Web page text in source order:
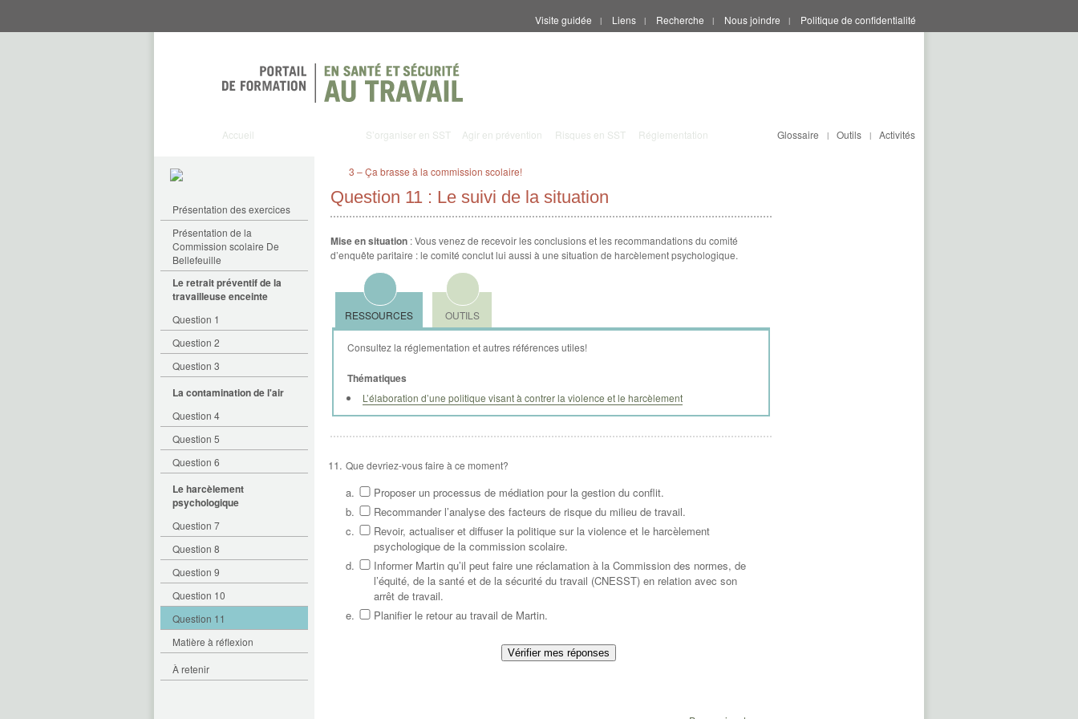
au
au
Visite guidée | Liens | Recherche | Nous joindre | Politique de confidentialité
Accueil S’organiser en SST Agir en prévention Risques en SST Réglementation Activités
Outils |
Glossaire |
Présentation des exercices
Présentation de la
Commission scolaire De
Bellefeuille
Le retrait préventif de la
travailleuse enceinte
Question 1
Question 2
Question 3
La contamination de l'air
Question 4
Question 5
Question 6
Le harcèlement
psychologique
Question 7
Question 8
Question 9
Question 10
Question 11
Matière à réflexion
À retenir
3 – Ça brasse à la commission scolaire!
Question 11 : Le suivi de la situation
Mise en situation : Vous venez de recevoir les conclusions et les recommandations du comité
d’enquête paritaire : le comité conclut lui aussi à une situation de harcèlement psychologique.
RESSOURCES OUTILS
Consultez la réglementation et autres références utiles!
Thématiques
L’élaboration d’une politique visant à contrer la violence et le harcèlement
Que devriez-vous faire à ce moment?
a.
Proposer un processus de médiation pour la gestion du conflit.
b.
Recommander l’analyse des facteurs de risque du milieu de travail.
c.
Revoir, actualiser et diffuser la politique sur la violence et le harcèlement
psychologique de la commission scolaire.
d.
Informer Martin qu’il peut faire une réclamation à la Commission des normes, de
l’équité, de la santé et de la sécurité du travail (CNESST) en relation avec son
arrêt de travail.
e.
Planifier le retour au travail de Martin.